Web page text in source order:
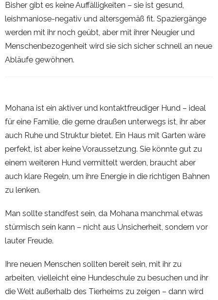
Bisher gibt es keine Auffälligkeiten – sie ist gesund,
leishmaniose-negativ und altersgemäß fit. Spaziergänge
werden mit ihr noch geübt, aber mit ihrer Neugier und
Menschenbezogenheit wird sie sich sicher schnell an neue
Abläufe gewöhnen.
Mohana ist ein aktiver und kontaktfreudiger Hund – ideal
für eine Familie, die gerne draußen unterwegs ist, ihr aber
auch Ruhe und Struktur bietet. Ein Haus mit Garten wäre
perfekt, ist aber keine Voraussetzung. Sie könnte gut zu
einem weiteren Hund vermittelt werden, braucht aber
auch klare Regeln, um ihre Energie in die richtigen Bahnen
zu lenken.
Man sollte standfest sein, da Mohana manchmal etwas
stürmisch sein kann – nicht aus Unsicherheit, sondern vor
lauter Freude.
Ihre neuen Menschen sollten bereit sein, mit ihr zu
arbeiten, vielleicht eine Hundeschule zu besuchen und ihr
die Welt außerhalb des Tierheims zu zeigen – dann wird